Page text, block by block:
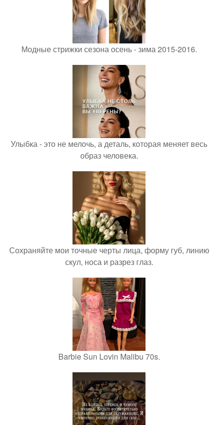
Модные стрижки сезона осень - зима 2015-2016.
Улыбка - это не мелочь, а деталь, которая меняет весь
образ человека.
Сохраняйте мои точные черты лица, форму губ, линию
скул, носа и разрез глаз.
Barbie Sun Lovin Malibu 70s.